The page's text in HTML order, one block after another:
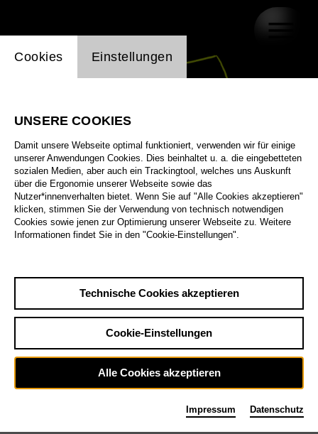
Einstellung Website Cookie
Cookies Einstellungen
UNSERE COOKIES
Damit unsere Webseite optimal funktioniert, verwenden wir für einige
unserer Anwendungen Cookies. Dies beinhaltet u. a. die eingebetteten
sozialen Medien, aber auch ein Trackingtool, welches uns Auskunft
über die Ergonomie unserer Webseite sowie das
Nutzer*innenverhalten bietet. Wenn Sie auf "Alle Cookies akzeptieren"
klicken, stimmen Sie der Verwendung von technisch notwendigen
Cookies sowie jenen zur Optimierung unserer Webseite zu. Weitere
Informationen findet Sie in den "Cookie-Einstellungen".
Technische Cookies akzeptieren
Cookie-Einstellungen
Alle Cookies akzeptieren
Impressum Datenschutz